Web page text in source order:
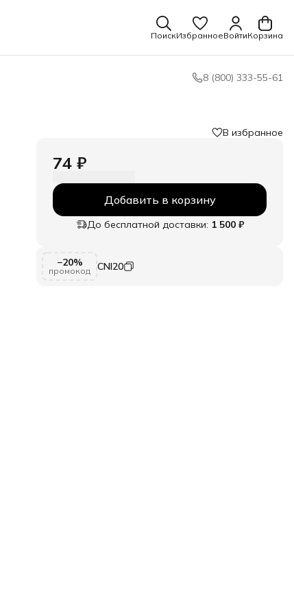
ПоискИзбранноеВойтиКорзина
8 (800) 333-55-61
В избранное
74 ₽
Добавить в корзину
До бесплатной доставки: 1 500 ₽
−20%
промокод CNI20